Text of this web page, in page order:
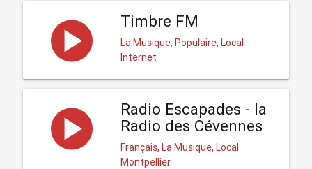
Timbre FM
La Musique, Populaire, Local
Internet
Radio Escapades - la
Radio des Cévennes
Français, La Musique, Local
Montpellier